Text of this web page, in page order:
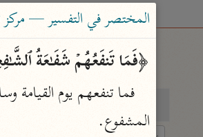
بحث تفسير
المختصر في التفسير — مركز
﴿فَمَا تَنفَعُهُمۡ شَفَـٰعَةُ
المشفوع.